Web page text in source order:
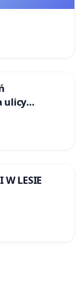
ulicy
W LESIE